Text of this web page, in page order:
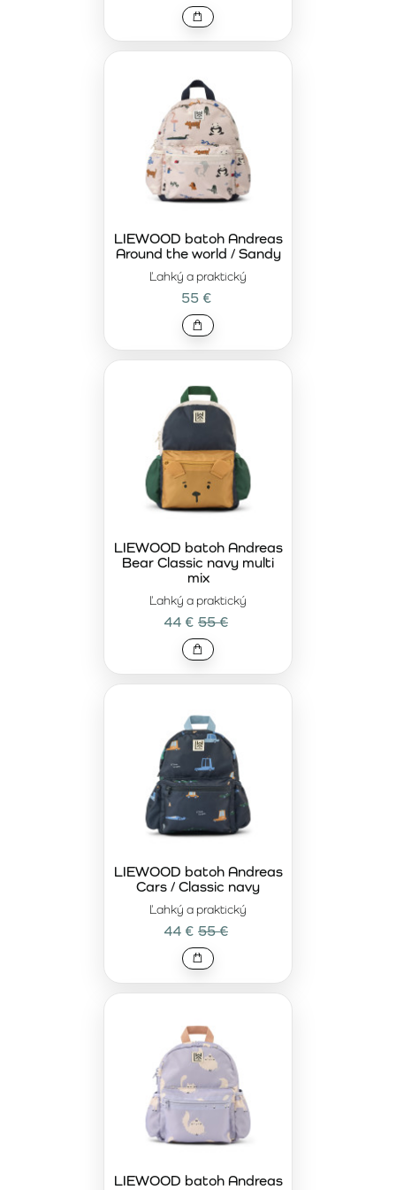
Ľahký a praktický
LIEWOOD batoh Andreas
Around the world / Sandy
55 €
Ľahký a praktický
LIEWOOD batoh Andreas
Bear Classic navy multi
mix
44 € 55 €
Ľahký a praktický
LIEWOOD batoh Andreas
Cars / Classic navy
44 € 55 €
LIEWOOD batoh Andreas